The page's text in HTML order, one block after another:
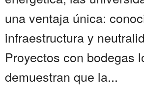
una ventaja única:
infraestructura y
Proyectos con bodegas
demuestran que la...